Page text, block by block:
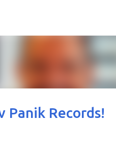
Panik Records!